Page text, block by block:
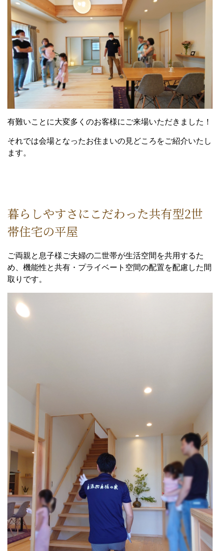
有難いことに大変多くのお客様にご来場いただきました！
それでは会場となったお住まいの見どころをご紹介いたし
ます。
暮らしやすさにこだわった共有型2世
帯住宅の平屋
ご両親と息子様ご夫婦の二世帯が生活空間を共用するた
め、機能性と共有・プライベート空間の配置を配慮した間
取りです。